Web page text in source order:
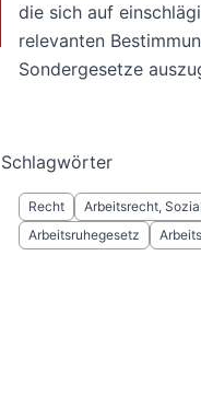
die sich auf
relevanten
Sondergesetze
Schlagwörter
Recht Arbeitsrecht,
Arbeitsruhegesetz